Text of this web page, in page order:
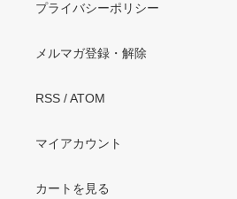
プライバシーポリシー
メルマガ登録・解除
RSS /ATOM
マイアカウント
カートを見る